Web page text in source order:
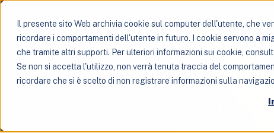
Il presente sito Web archivia cookie sul computer dell'utente, che
ricordare i comportamenti dell'utente in futuro. I cookie servono a
che tramite altri supporti. Per ulteriori informazioni sui cookie,
Se non si accetta l'utilizzo, non verrà tenuta traccia del
ricordare che si è scelto di non registrare informazioni sulla